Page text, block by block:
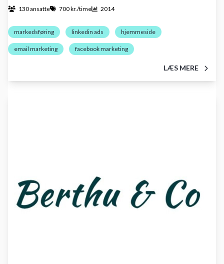
130 ansatte 700 kr./time 2014
markedsføring linkedin ads hjemmeside
email marketing facebook marketing
LÆS MERE